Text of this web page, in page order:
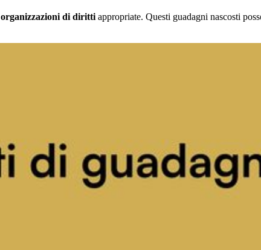
organizzazioni di diritti appropriate. Questi guadagni nascosti